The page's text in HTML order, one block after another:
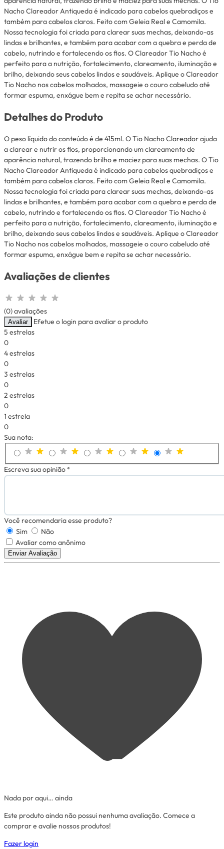
Nacho Clareador Antiqueda é indicado para cabelos quebradiços e
também para cabelos claros. Feito com Geleia Real e Camomila.
Nossa tecnologia foi criada para clarear suas mechas, deixando-as
lindas e brilhantes, e também para acabar com a quebra e perda de
cabelo, nutrindo e fortalecendo os fios. O Clareador Tio Nacho é
perfeito para a nutrição, fortalecimento, clareamento, iluminação e
brilho, deixando seus cabelos lindos e saudáveis. Aplique o Clareador
Tio Nacho nos cabelos molhados, massageie o couro cabeludo até
formar espuma, enxágue bem e repita se achar necessário.
Detalhes do Produto
O peso líquido do conteúdo é de 415ml. O Tio Nacho Clareador ajuda
a clarear e nutrir os fios, proporcionando um clareamento de
aparência natural, trazendo brilho e maciez para suas mechas. O Tio
Nacho Clareador Antiqueda é indicado para cabelos quebradiços e
também para cabelos claros. Feito com Geleia Real e Camomila.
Nossa tecnologia foi criada para clarear suas mechas, deixando-as
lindas e brilhantes, e também para acabar com a quebra e perda de
cabelo, nutrindo e fortalecendo os fios. O Clareador Tio Nacho é
perfeito para a nutrição, fortalecimento, clareamento, iluminação e
brilho, deixando seus cabelos lindos e saudáveis. Aplique o Clareador
Tio Nacho nos cabelos molhados, massageie o couro cabeludo até
formar espuma, enxágue bem e repita se achar necessário.
Avaliações de clientes
(0) avaliações
Avaliar
Efetue o login para avaliar o produto
5 estrelas
0
4 estrelas
0
3 estrelas
0
2 estrelas
0
1 estrela
0
Sua nota:
Escreva sua opinião *
Você recomendaria esse produto?
Sim
Não
Avaliar como anônimo
Enviar Avaliação
Nada por aqui… ainda
Este produto ainda não possui nenhuma avaliação. Comece a
comprar e avalie nossos produtos!
Fazer login